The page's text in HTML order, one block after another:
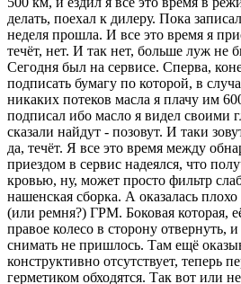
делать, поехал к дилеру. Пока
неделя прошла. И все это время я
течёт, нет. И так нет, больше луж не
Сегодня был на сервисе. Сперва,
подписать бумагу по которой, в
никаких потеков масла я плачу им
подписал ибо масло я видел своими
сказали найдут - позовут. И таки
да, течёт. Я все это время между
приездом в сервис надеялся, что
кровью, ну, может просто фильтр
нашенская сборка. А оказалась
(или ремня?) ГРМ. Боковая которая,
правое колесо в сторону отвернуть,
снимать не пришлось. Там ещё
конструктивно отсутствует, теперь
герметиком обходятся. Так вот или